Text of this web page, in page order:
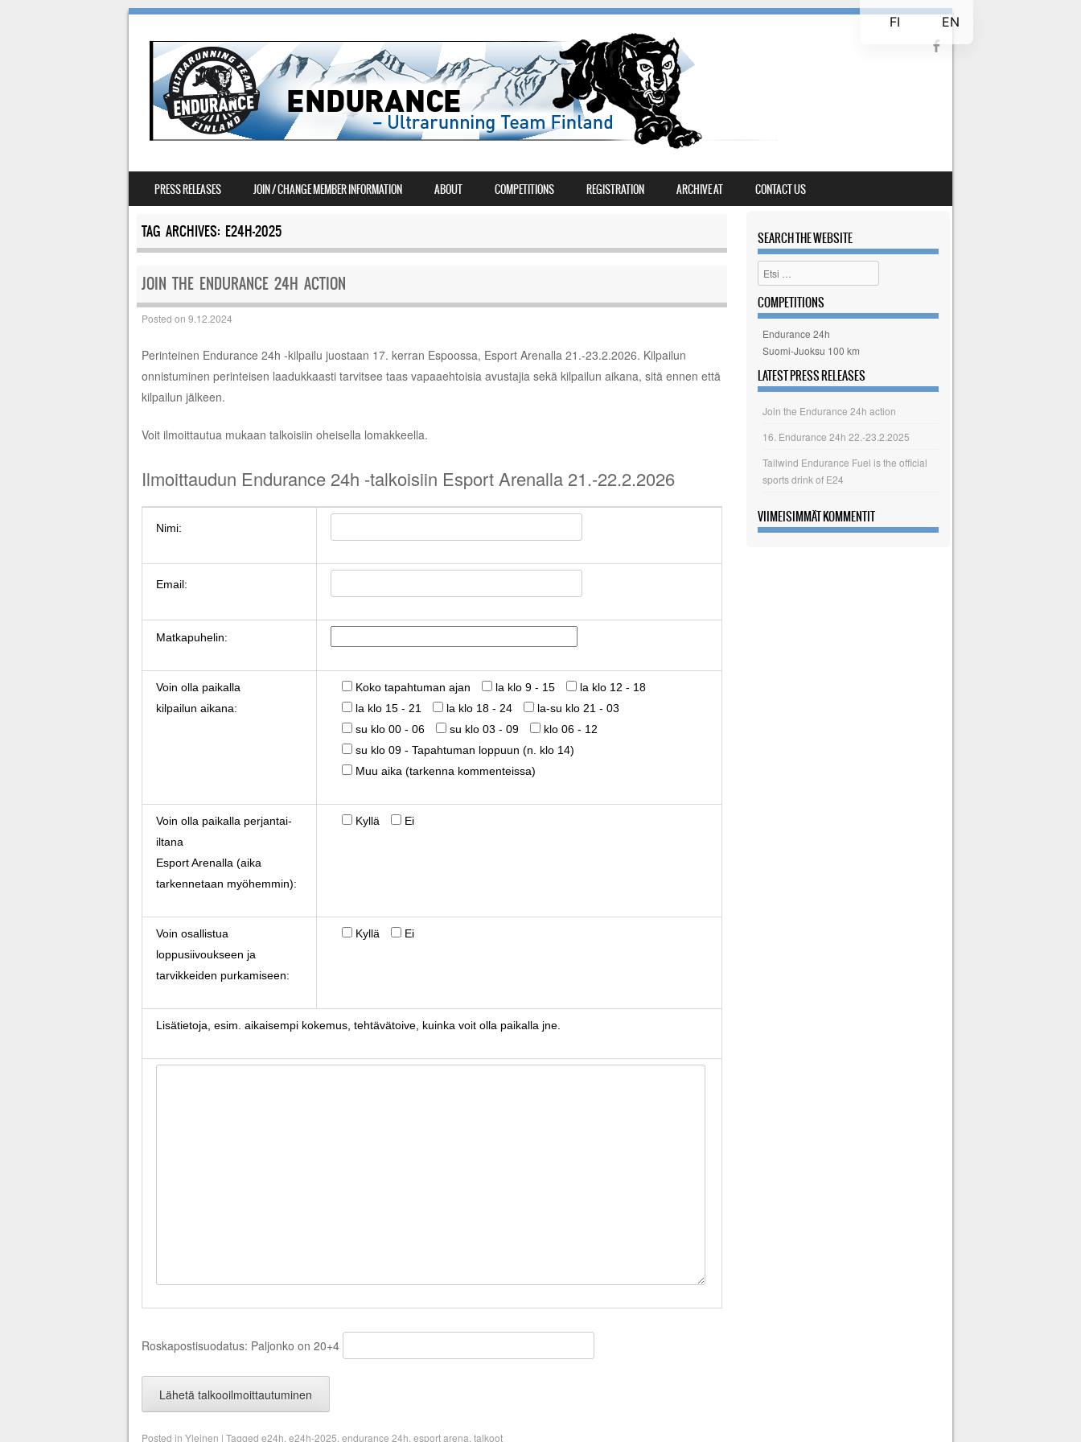
VALIKKO
SIIRRY SISÄLTÖÖN
PRESS RELEASES JOIN / CHANGE MEMBER INFORMATION ABOUT COMPETITIONS REGISTRATION ARCHIVE AT CONTACT US
TAG ARCHIVES: E24H-2025
JOIN THE ENDURANCE 24H ACTION
Posted on 9.12.2024
Perinteinen Endurance 24h -kilpailu juostaan 17. kerran Espoossa, Esport Arenalla 21.-23.2.2026. Kilpailun
onnistuminen perinteisen laadukkaasti tarvitsee taas vapaaehtoisia avustajia sekä kilpailun aikana, sitä ennen että
kilpailun jälkeen.
Voit ilmoittautua mukaan talkoisiin oheisella lomakkeella.
Ilmoittaudun Endurance 24h -talkoisiin Esport Arenalla 21.-22.2.2026
Nimi:
Email:
Matkapuhelin:
Voin olla paikalla
kilpailun aikana:
Koko tapahtuman ajan la klo 9 - 15
la klo 12 - 18
la klo 15 - 21
la klo 18 - 24
la-su klo 21 - 03
su klo 00 - 06
su klo 03 - 09
klo 06 - 12
su klo 09 - Tapahtuman loppuun (n. klo 14)
Muu aika (tarkenna kommenteissa)
Voin olla paikalla perjantai-
iltana
Esport Arenalla (aika
tarkennetaan myöhemmin):
Kyllä Ei
Voin osallistua
loppusiivoukseen ja
tarvikkeiden purkamiseen:
Kyllä Ei
Lisätietoja, esim. aikaisempi kokemus, tehtävätoive, kuinka voit olla paikalla jne.
Roskapostisuodatus: Paljonko on 20+4
Posted in Yleinen | Tagged e24h,e24h-2025,endurance 24h,esport arena,talkoot
SEARCH THE WEBSITE
Etsi
COMPETITIONS
Endurance 24h
Suomi-Juoksu 100 km
LATEST PRESS RELEASES
Join the Endurance 24h action
16. Endurance 24h 22.-23.2.2025
Tailwind Endurance Fuel is the official
sports drink of E24
VIIMEISIMMÄT KOMMENTIT
FI EN